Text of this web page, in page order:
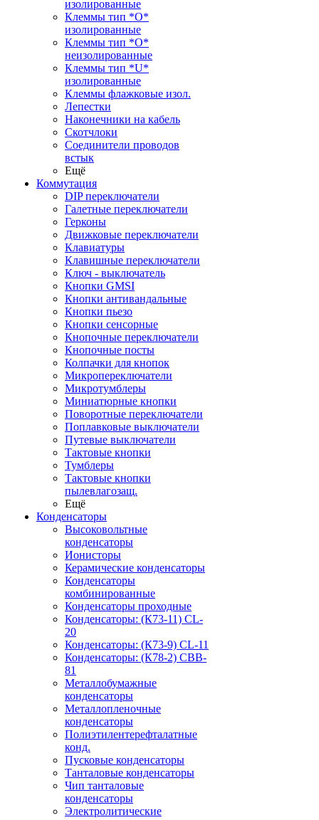
изолированные
Клеммы тип *O*
изолированные
Клеммы тип *O*
неизолированные
Клеммы тип *U*
изолированные
Клеммы флажковые изол.
Лепестки
Наконечники на кабель
Скотчлоки
Соединители проводов
встык
Ещё
Коммутация
DIP переключатели
Галетные переключатели
Герконы
Движковые переключатели
Клавиатуры
Клавишные переключатели
Ключ - выключатель
Кнопки GMSI
Кнопки антивандальные
Кнопки пьезо
Кнопки сенсорные
Кнопочные переключатели
Кнопочные посты
Колпачки для кнопок
Микропереключатели
Микротумблеры
Миниатюрные кнопки
Поворотные переключатели
Поплавковые выключатели
Путевые выключатели
Тактовые кнопки
Тумблеры
Тактовые кнопки
пылевлагозащ.
Ещё
Конденсаторы
Высоковольтные
конденсаторы
Ионисторы
Керамические конденсаторы
Конденсаторы
комбинированные
Конденсаторы проходные
Конденсаторы: (К73-11) CL-
20
Конденсаторы: (К73-9) CL-11
Конденсаторы: (К78-2) CBB-
81
Металлобумажные
конденсаторы
Металлопленочные
конденсаторы
Полиэтилентерефталатные
конд.
Пусковые конденсаторы
Танталовые конденсаторы
Чип танталовые
конденсаторы
Электролитические